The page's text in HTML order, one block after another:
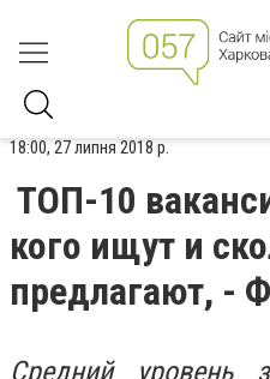
18:00, 27 липня 2018 р.
ТОП-10
кого ищут и
предлагают, -
Средний уровень